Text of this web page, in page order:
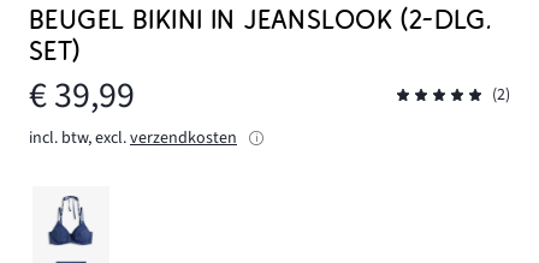
BEUGEL BIKINI IN JEANSLOOK (2-DLG.
SET)
€ 39,99
(2)
incl. btw, excl.verzendkosten